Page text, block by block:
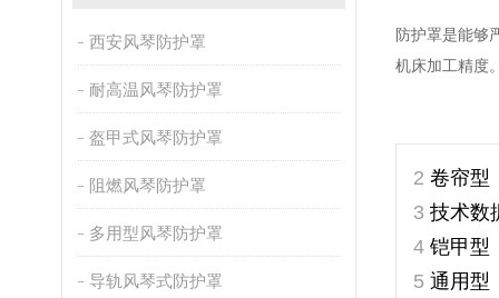
西安风琴防护罩
耐高温风琴防护罩
盔甲式风琴防护罩
阻燃风琴防护罩
多用型风琴防护罩
导轨风琴式防护罩
防护罩是能够
机床加工精度
2 卷帘型
3 技术数
4 铠甲型
5 通用型